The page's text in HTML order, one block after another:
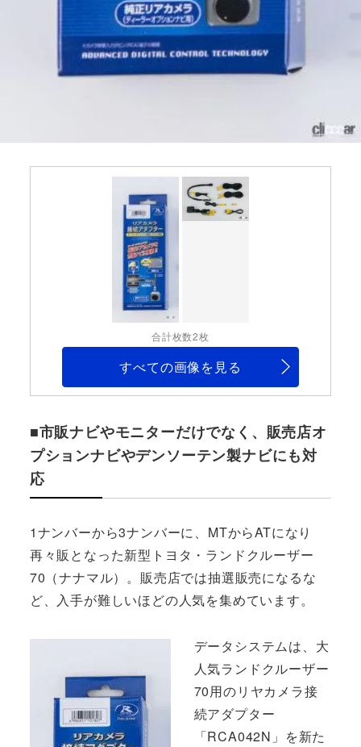
合計枚数2枚
すべての画像を見る
■市販ナビやモニターだけでなく、販売店オ
プションナビやデンソーテン製ナビにも対
応
1ナンバーから3ナンバーに、MTからATになり
再々販となった新型トヨタ・ランドクルーザー
70（ナナマル）。販売店では抽選販売になるな
ど、入手が難しいほどの人気を集めています。
データシステムは、大
人気ランドクルーザー
70用のリヤカメラ接
続アダプター
「RCA042N」を新た